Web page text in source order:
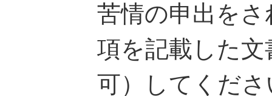
苦情の申出を
項を記載した
可）してくだ